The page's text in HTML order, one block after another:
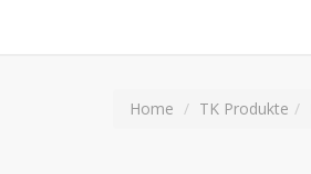
Home TK Produkte